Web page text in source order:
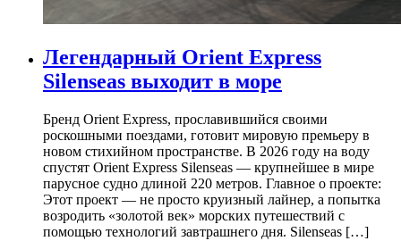
Легендарный Orient Express
Silenseas выходит в море
Бренд Orient Express, прославившийся своими
роскошными поездами, готовит мировую премьеру в
новом стихийном пространстве. В 2026 году на воду
спустят Orient Express Silenseas — крупнейшее в мире
парусное судно длиной 220 метров. Главное о проекте:
Этот проект — не просто круизный лайнер, а попытка
возродить «золотой век» морских путешествий с
помощью технологий завтрашнего дня. Silenseas […]